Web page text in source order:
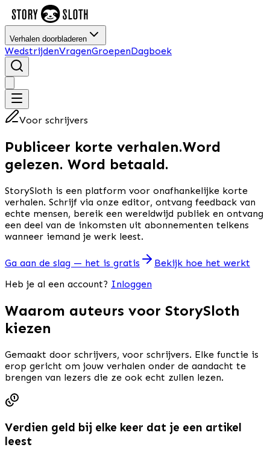
Verhalen doorbladeren
WedstrijdenVragenGroepenDagboek
Voor schrijvers
Publiceer korte verhalen.Word
gelezen. Word betaald.
StorySloth is een platform voor onafhankelijke korte
verhalen. Schrijf via onze editor, ontvang feedback van
echte mensen, bereik een wereldwijd publiek en ontvang
een deel van de inkomsten uit abonnementen telkens
wanneer iemand je werk leest.
Ga aan de slag — het is gratis
Bekijk hoe het werkt
Heb je al een account? Inloggen
Waarom auteurs voor StorySloth
kiezen
Gemaakt door schrijvers, voor schrijvers. Elke functie is
erop gericht om jouw verhalen onder de aandacht te
brengen van lezers die ze ook echt zullen lezen.
Verdien geld bij elke keer dat je een artikel
leest